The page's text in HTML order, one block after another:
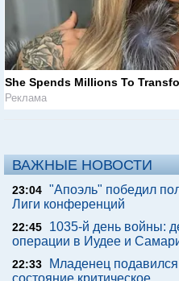
She Spends Millions To
Реклама
ВАЖНЫЕ НОВОСТИ
23:04 "Апоэль" победил
Лиги конференций
22:45
1035-й день войны:
операции в Иудее и
22:33
Младенец